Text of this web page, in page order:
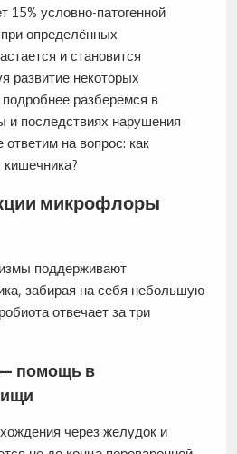
15% условно-патогенной
определённых
и становится
развитие некоторых
разберемся в
последствиях нарушения
ответим на вопрос: как
микрофлоры
поддерживают
забирая на себя небольшую
отвечает за три
помощь в
через желудок и